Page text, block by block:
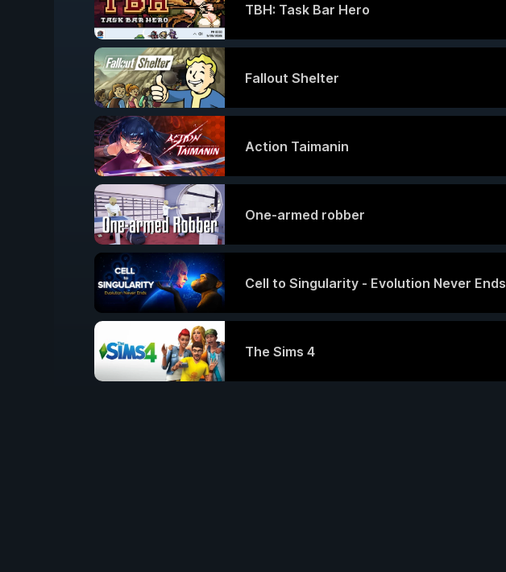
TBH: Task Bar Hero
Fallout Shelter
Action Taimanin
One-armed robber
Cell to Singularity - Evolution Never Ends
The Sims 4